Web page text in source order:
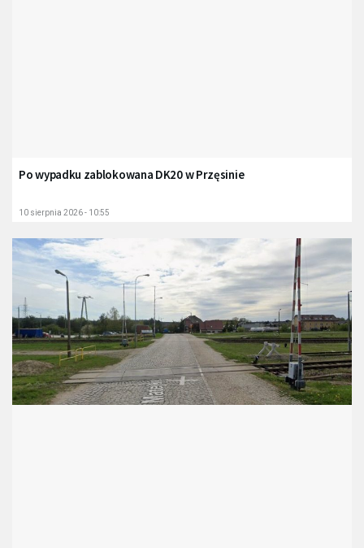
Po wypadku zablokowana DK20 w Przęsinie
10 sierpnia 2026 - 10:55